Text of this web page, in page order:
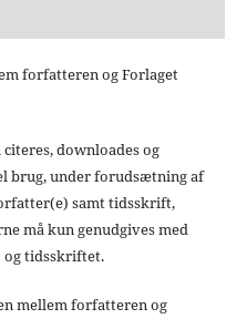
forfatteren og Forlaget
downloades og
brug, under forudsætning af
samt tidsskrift,
må kun genudgives med
tidsskriftet.
mellem forfatteren og